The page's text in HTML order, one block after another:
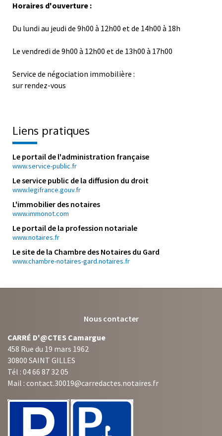
Horaires d'ouverture :
Du lundi au jeudi de 9h00 à 12h00 et de 14h00 à 18h
Le vendredi de 9h00 à 12h00 et de 13h00 à 17h00
Service de négociation immobilière :
sur rendez-vous
Liens pratiques
Le portail de l'administration française
www.service-public.fr
Le service public de la diffusion du droit
www.legifrance.gouv.fr
L'immobilier des notaires
www.immonot.com
Le portail de la profession notariale
www.notaires.fr
Le site de la Chambre des Notaires du Gard
www.chambre-notaires-gard.notaires.fr
Nous contacter
CARRÉ D'@CTES Camargue
458 Rue du 19 mars 1962
30800 SAINT GILLES
Tél : 04 66 87 32 05
Mail : contact.30019@carredactes.notaires.fr